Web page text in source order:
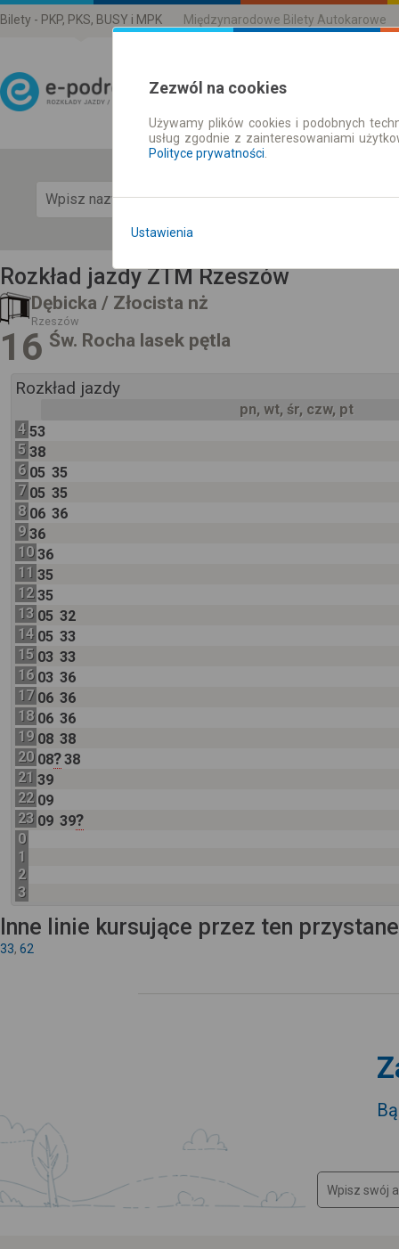
Bilety - PKP, PKS, BUSY i MPK Międzynarodowe Bilety Autokarowe
Rozkład Jazdy | Bilety
Rozkład jazdy ZTM Rzeszów
Dębicka / Złocista nż
Rzeszów
16 Św. Rocha lasek pętla
Rozkład jazdy
pn, wt, śr, czw, pt
4 53
5 38
6 05 35
7 05 35
8 06 36
9 36
10 36
11 35
12 35
13 05 32
14 05 33
15 03 33
16 03 36
17 06 36
18 06 36
19 08 38
20 08?38
21 39
22 09
23 09 39?
0
1
2
3
Inne linie kursujące przez ten
33, 62
Zezwól na cookies
Używamy plików cookies i podobnych
usług zgodnie z zainteresowaniami
Polityce prywatności
Ustawienia